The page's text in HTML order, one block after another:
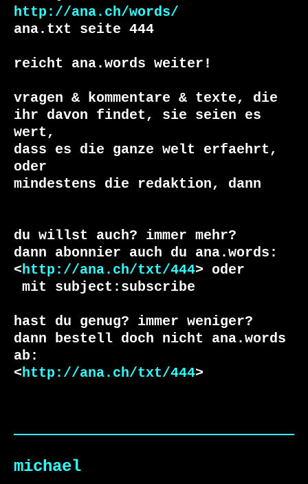
http://ana.ch/words/
ana.txt seite 444
reicht ana.words weiter!
vragen & kommentare & texte, die
ihr davon findet, sie seien es
wert,
dass es die ganze welt erfaehrt,
oder
du willst auch? immer mehr?
dann abonnier auch du ana.words:
<http://ana.ch/txt/444
hast du genug? immer weniger?
dann bestell doch nicht ana.words
ab:
<http://ana.ch/txt/444>
michael